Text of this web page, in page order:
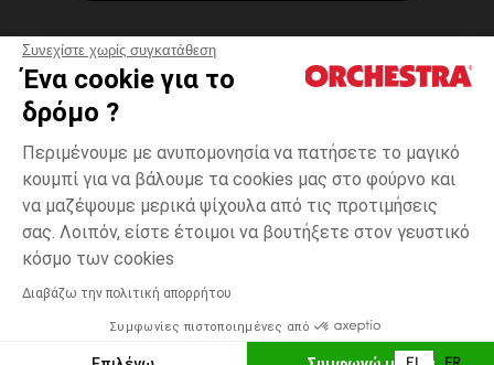
Συνεχίστε χωρίς συγκατάθεση
Ένα cookie για το
δρόμο ?
Περιμένουμε με ανυπομονησία να πατήσετε το μαγικό
κουμπί για να βάλουμε τα cookies μας στο φούρνο και
να μαζέψουμε μερικά ψίχουλα από τις προτιμήσεις
σας. Λοιπόν, είστε έτοιμοι να βουτήξετε στον γευστικό
κόσμο των cookies
Διαβάζω την πολιτική απορρήτου
Συμφωνίες πιστοποιημένες από
Μπλε
3
Δυνατότητα πληρωμής με
ΠΡΟΣΘΉΚΗ ΣΤΟ ΚΑΛΆΘΙ
Γενικοί 'Οροι Πώλησης
*Εμπορικες προσφορες
Προσωπικά δεδομένα
Διαχείρηση των cookies
Προσβασιμότητα: μη συμμορφούμενη
H Orchestra συμμετέχει στον κωδικά δεοντολογίας και στο σύστημα
μεσολάβησης της Γαλλικής Ομοσπονδίας Ηλεκτρονικού Εμπορίου.